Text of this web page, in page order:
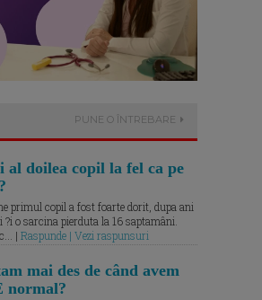
PUNE O ÎNTREBARE
al doilea copil la fel ca pe
primul copil a fost foarte dorit, dupa ani
?i o sarcina pierduta la 16 saptamâni.
| Raspunde | Vezi raspunsuri
mai des de când avem
normal?